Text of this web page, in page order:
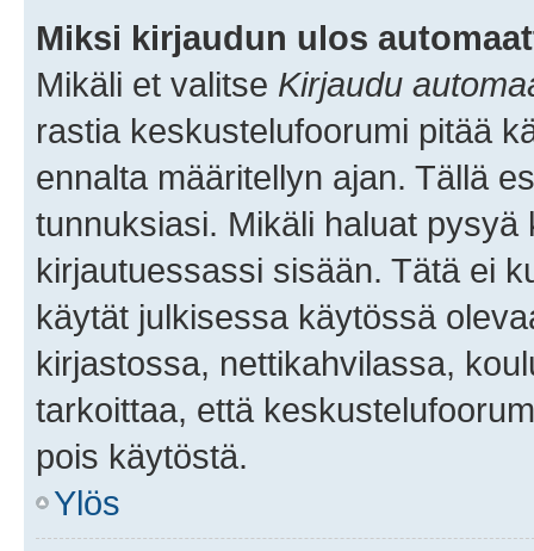
Miksi kirjaudun ulos
Mikäli et valitse Kirjaudu
rastia keskustelufoorumi pitää
ennalta määritellyn ajan. Tällä
tunnuksiasi. Mikäli haluat
kirjautuessassi sisään. Tätä ei
käytät julkisessa käytössä
kirjastossa, nettikahvilassa,
tarkoittaa, että
pois käytöstä.
Ylös